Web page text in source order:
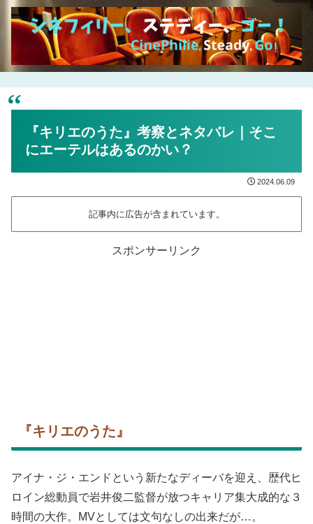
『キリエのうた』考察とネタバレ｜そこ
にエーテルはあるのかい？
2024.06.09
記事内に広告が含まれています。
スポンサーリンク
『キリエのうた』
アイナ・ジ・エンドという新たなディーバを迎え、歴代ヒ
ロイン総動員で岩井俊二監督が放つキャリア集大成的な３
時間の大作。MVとしては文句なしの出来だが…。